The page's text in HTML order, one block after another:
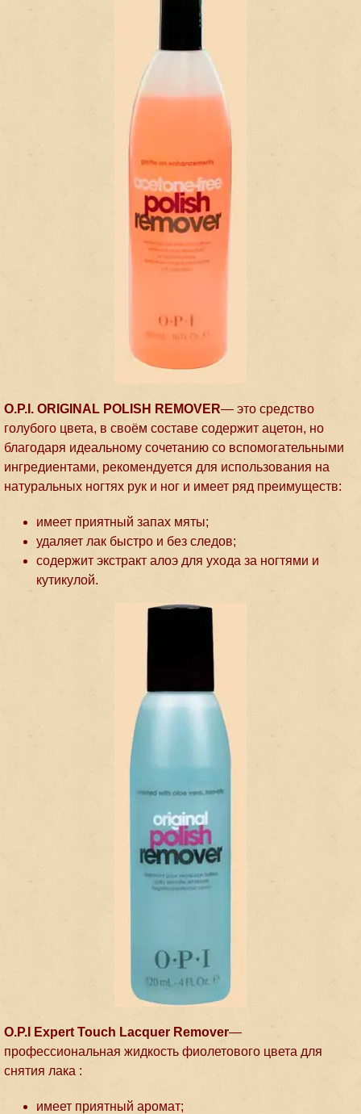
O.P.I. ORIGINAL POLISH REMOVER— это средство
голубого цвета, в своём составе содержит ацетон, но
благодаря идеальному сочетанию со вспомогательными
ингредиентами, рекомендуется для использования на
натуральных ногтях рук и ног и имеет ряд преимуществ:
имеет приятный запах мяты;
удаляет лак быстро и без следов;
содержит экстракт алоэ для ухода за ногтями и
кутикулой.
O.P.I Expert Touch Lacquer Remover—
профессиональная жидкость фиолетового цвета для
снятия лака :
имеет приятный аромат;